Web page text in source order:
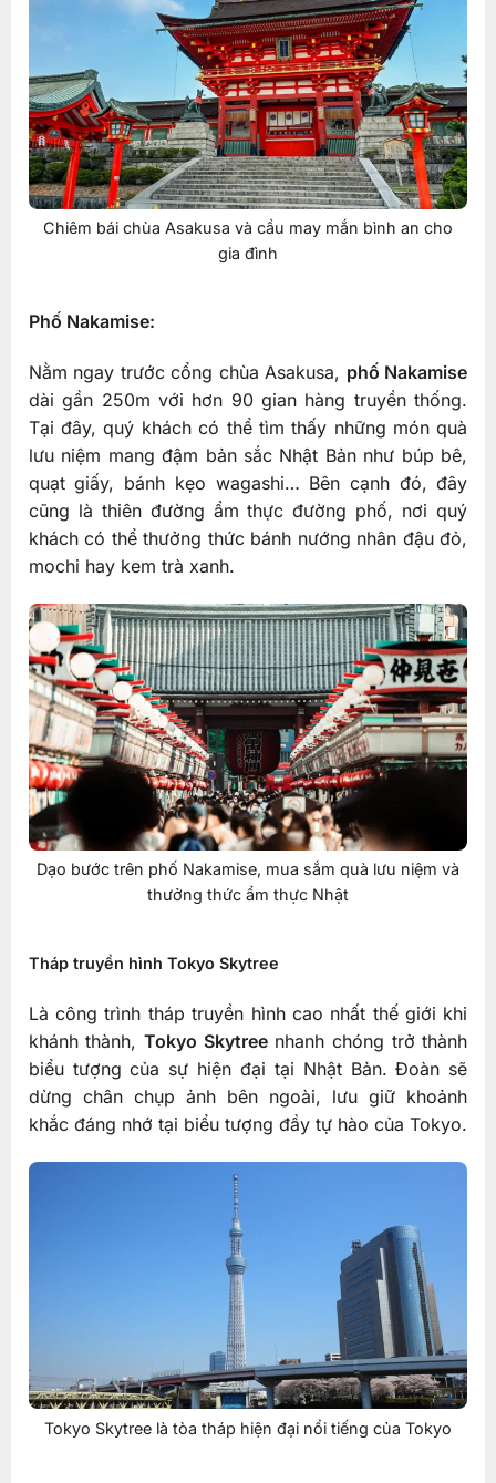
Chiêm bái chùa Asakusa và cầu may mắn bình an cho
gia đình
Phố Nakamise:
Nằm ngay trước cổng chùa Asakusa, phố Nakamise
dài gần 250m với hơn 90 gian hàng truyền thống.
Tại đây, quý khách có thể tìm thấy những món quà
lưu niệm mang đậm bản sắc Nhật Bản như búp bê,
quạt giấy, bánh kẹo wagashi… Bên cạnh đó, đây
cũng là thiên đường ẩm thực đường phố, nơi quý
khách có thể thưởng thức bánh nướng nhân đậu đỏ,
mochi hay kem trà xanh.
Dạo bước trên phố Nakamise, mua sắm quà lưu niệm và
thưởng thức ẩm thực Nhật
Tháp truyền hình Tokyo Skytree
Là công trình tháp truyền hình cao nhất thế giới khi
khánh thành,Tokyo Skytreenhanh chóng trở thành
biểu tượng của sự hiện đại tại Nhật Bản. Đoàn sẽ
dừng chân chụp ảnh bên ngoài, lưu giữ khoảnh
khắc đáng nhớ tại biểu tượng đầy tự hào của Tokyo.
Tokyo Skytree là tòa tháp hiện đại nổi tiếng của Tokyo